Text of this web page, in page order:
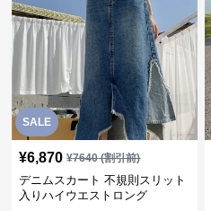
SALE
¥6,870 ¥7640(割引前)
デニムスカート 不規則スリット
入りハイウエストロング